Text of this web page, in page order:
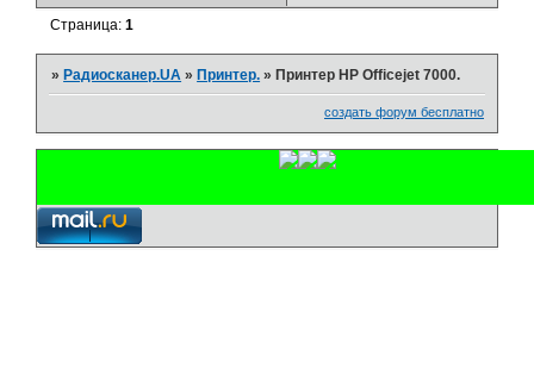
Страница:1
»Радиосканер.UA »Принтер. »Принтер HP Officejet 7000.
создать форум бесплатно